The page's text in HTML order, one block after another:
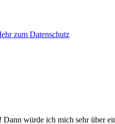
zum Datenschutz
würde ich mich sehr über